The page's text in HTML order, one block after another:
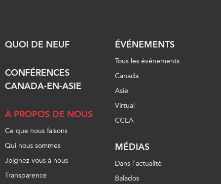
ABLAC
CSCAP
QUOI DE NEUF
CONFÉRENCES
CANADA-EN-ASIE
À PROPOS DE NOUS
Ce que nous faisons
Qui nous sommes
Joignez-vous à nous
Transparence
ÉVÉNEMENTS
Tous les événements
Canada
Asie
Virtual
CCEA
MÉDIAS
Dans l'actualité
Balados